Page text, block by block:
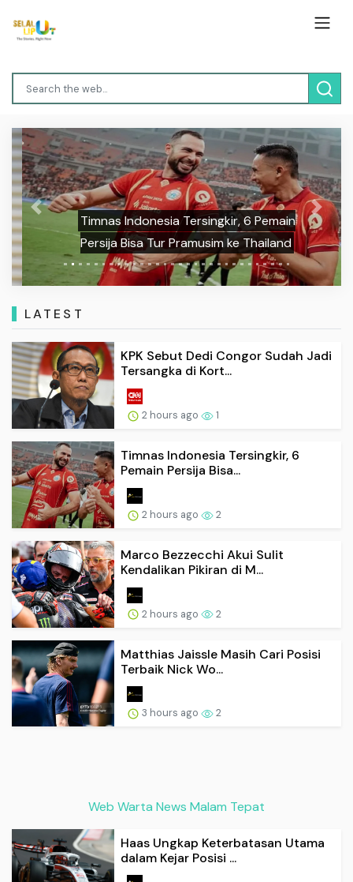
Timnas Indonesia Tersingkir, 6 Pemain
Persija Bisa Tur Pramusim ke Thailand
Previous Next
LATEST
KPK Sebut Dedi Congor Sudah Jadi
Tersangka di Kort...
2 hours ago 1
Timnas Indonesia Tersingkir, 6
Pemain Persija Bisa...
2 hours ago 2
Marco Bezzecchi Akui Sulit
Kendalikan Pikiran di M...
2 hours ago 2
Matthias Jaissle Masih Cari Posisi
Terbaik Nick Wo...
3 hours ago 2
Web Warta News Malam Tepat
Haas Ungkap Keterbatasan Utama
dalam Kejar Posisi ...